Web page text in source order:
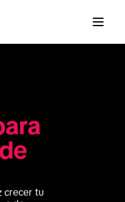
crecer tu